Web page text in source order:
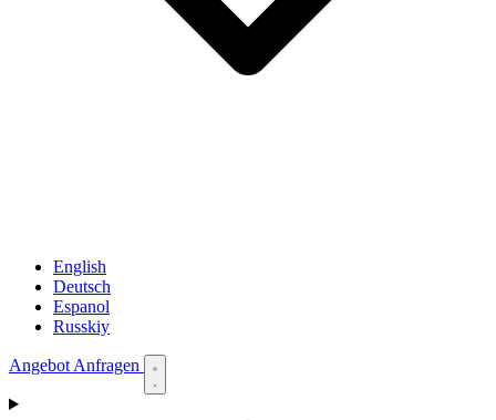
English
Deutsch
Espanol
Russkiy
Angebot Anfragen